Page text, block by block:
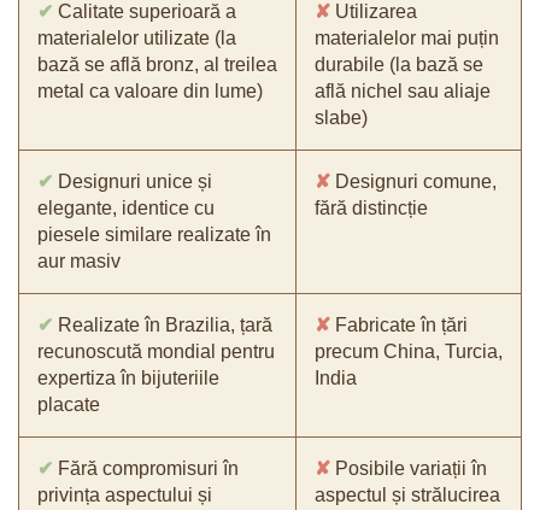
✔ Calitate superioară a
materialelor utilizate (la
bază se află bronz, al treilea
metal ca valoare din lume)
✘ Utilizarea
materialelor mai puțin
durabile (la bază se
află nichel sau aliaje
slabe)
✔ Designuri unice și
elegante, identice cu
piesele similare realizate în
aur masiv
✘ Designuri comune,
fără distincție
✔ Realizate în Brazilia, țară
recunoscută mondial pentru
expertiza în bijuteriile
placate
✘ Fabricate în țări
precum China, Turcia,
India
✔ Fără compromisuri în
privința aspectului și
✘ Posibile variații în
aspectul și strălucirea